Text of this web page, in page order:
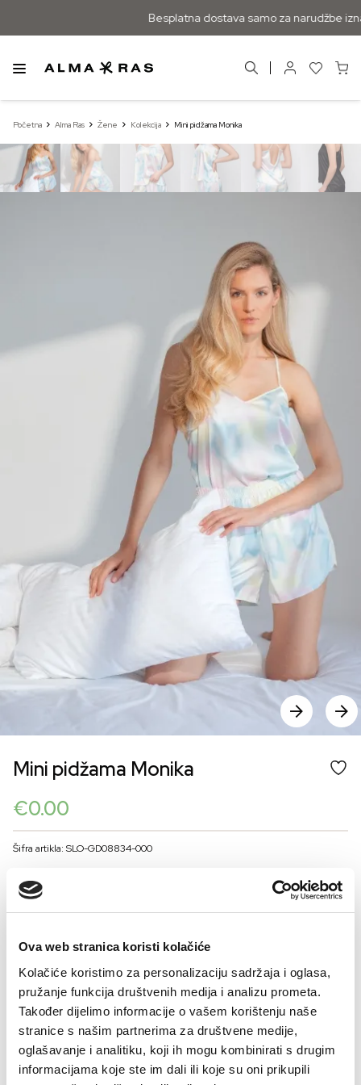
Ova web stranica koristi kolačiće
Kolačiće koristimo za personalizaciju sadržaja i oglasa,
pružanje funkcija društvenih medija i analizu prometa.
Također dijelimo informacije o vašem korištenju naše
stranice s našim partnerima za društvene medije,
oglašavanje i analitiku, koji ih mogu kombinirati s drugim
informacijama koje ste im dali ili koje su oni prikupili
Besplatna dostava samo za narudžbe
Početna Alma Ras Žene Kolekcija Mini pidžama Monika
Mini pidžama Monika
€0.00
Šifra artikla: SLO-GD08834-000
VELIČINE ZA ŽENE
36 38 40 42 44
Kalkulator velicine
- + DODAJTE U KORPU